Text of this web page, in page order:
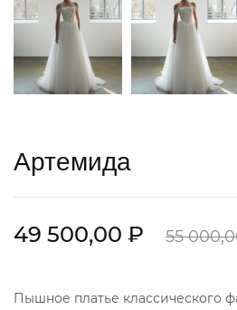
Артемида
49 500,00 ₽ 55
Пышное платье классического